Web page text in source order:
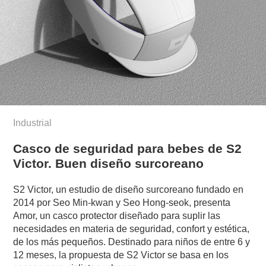
Industrial
Casco de seguridad para bebes de S2
Victor. Buen diseño surcoreano
S2 Victor, un estudio de diseño surcoreano fundado en
2014 por Seo Min-kwan y Seo Hong-seok, presenta
Amor, un casco protector diseñado para suplir las
necesidades en materia de seguridad, confort y estética,
de los más pequeños. Destinado para niños de entre 6 y
12 meses, la propuesta de S2 Victor se basa en los